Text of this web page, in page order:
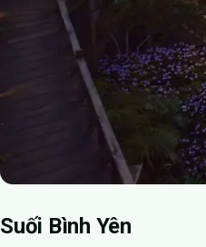
Suối Bình Yên